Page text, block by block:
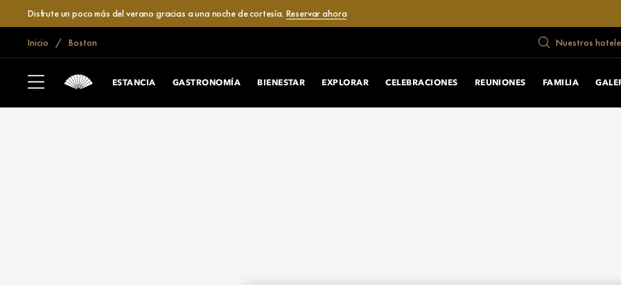
Disfrute un poco más del verano gracias a una noche de cortesía. Reservar ahora
Inicio Boston Nuestros
ESTANCIA GASTRONOMÍA BIENESTAR EXPLORAR CELEBRACIONES REUNIONES FAMILIA